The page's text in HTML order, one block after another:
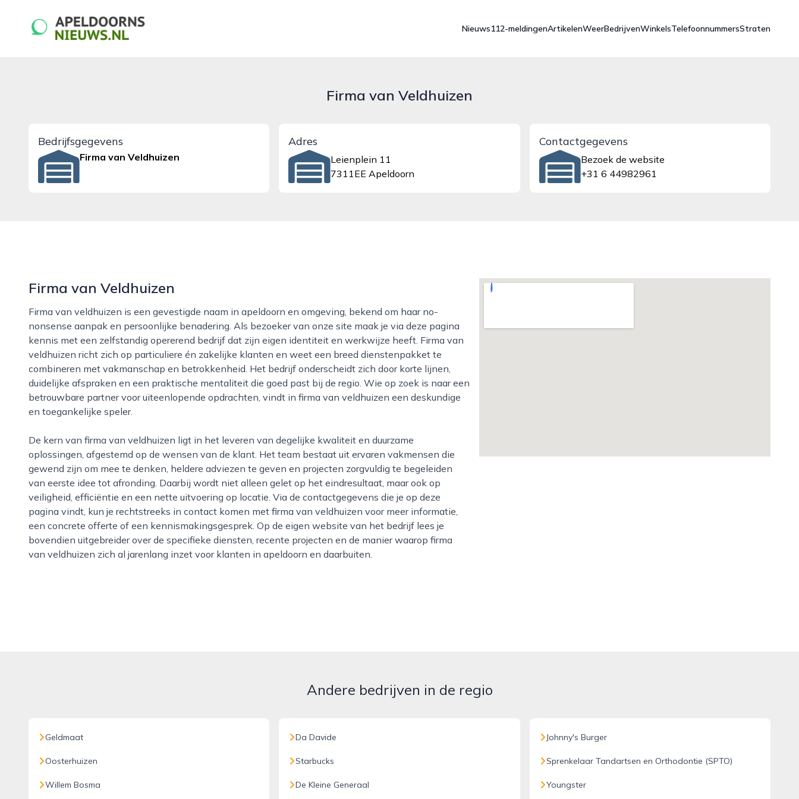
apeldoornsnieuws.nl
Nieuws112-meldingenArtikelenWeerBedrijvenWinkelsTelefoonnummersStraten
Firma van Veldhuizen
Bedrijfsgegevens
Firma van Veldhuizen
Adres
Leienplein 11
7311EE Apeldoorn
Contactgegevens
Bezoek de website
+31 6 44982961
Firma van Veldhuizen
Firma van veldhuizen is een gevestigde naam in apeldoorn en omgeving, bekend om haar no-
nonsense aanpak en persoonlijke benadering. Als bezoeker van onze site maak je via deze pagina
kennis met een zelfstandig opererend bedrijf dat zijn eigen identiteit en werkwijze heeft. Firma van
veldhuizen richt zich op particuliere én zakelijke klanten en weet een breed dienstenpakket te
combineren met vakmanschap en betrokkenheid. Het bedrijf onderscheidt zich door korte lijnen,
duidelijke afspraken en een praktische mentaliteit die goed past bij de regio. Wie op zoek is naar een
betrouwbare partner voor uiteenlopende opdrachten, vindt in firma van veldhuizen een deskundige
en toegankelijke speler.
De kern van firma van veldhuizen ligt in het leveren van degelijke kwaliteit en duurzame
oplossingen, afgestemd op de wensen van de klant. Het team bestaat uit ervaren vakmensen die
gewend zijn om mee te denken, heldere adviezen te geven en projecten zorgvuldig te begeleiden
van eerste idee tot afronding. Daarbij wordt niet alleen gelet op het eindresultaat, maar ook op
veiligheid, efficiëntie en een nette uitvoering op locatie. Via de contactgegevens die je op deze
pagina vindt, kun je rechtstreeks in contact komen met firma van veldhuizen voor meer informatie,
een concrete offerte of een kennismakingsgesprek. Op de eigen website van het bedrijf lees je
bovendien uitgebreider over de specifieke diensten, recente projecten en de manier waarop firma
van veldhuizen zich al jarenlang inzet voor klanten in apeldoorn en daarbuiten.
Andere bedrijven in de regio
Geldmaat
Oosterhuizen
Willem Bosma
Da Davide
Starbucks
De Kleine Generaal
Johnny's Burger
Sprenkelaar Tandartsen en Orthodontie (SPTO)
Youngster